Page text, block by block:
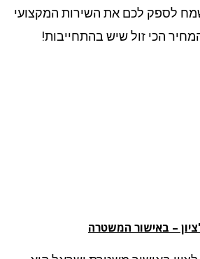
לספק לכם את השירות המקצועי
זול שיש בהתחייבות!
– באישור המשטרה